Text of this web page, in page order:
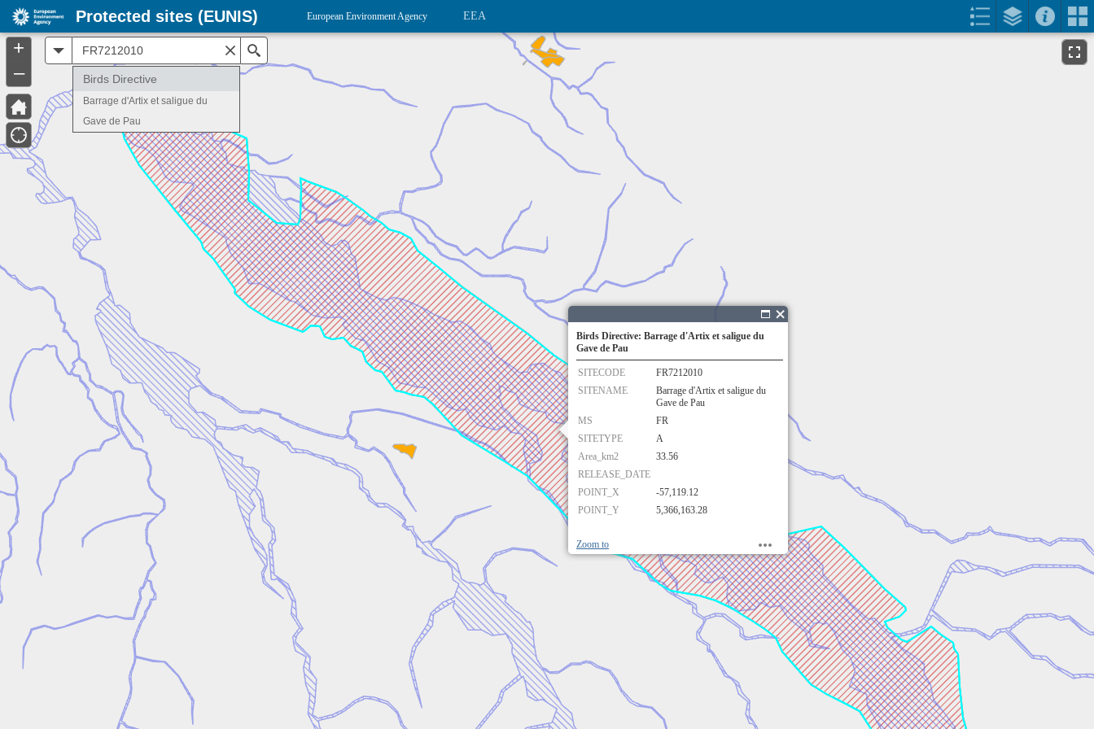
Birds Directive: Barrage d'Artix et saligue du
Gave de Pau
SITECODE
FR7212010
SITENAME
Barrage d'Artix et saligue du
Gave de Pau
MS
FR
SITETYPE
A
Area_km2
33.56
RELEASE_DATE
POINT_X
-57,119.12
POINT_Y
5,366,163.28
Zoom to
Birds Directive
Barrage d'Artix et saligue du
Gave de Pau
+
–
Protected sites (EUNIS) European Environment Agency EEA